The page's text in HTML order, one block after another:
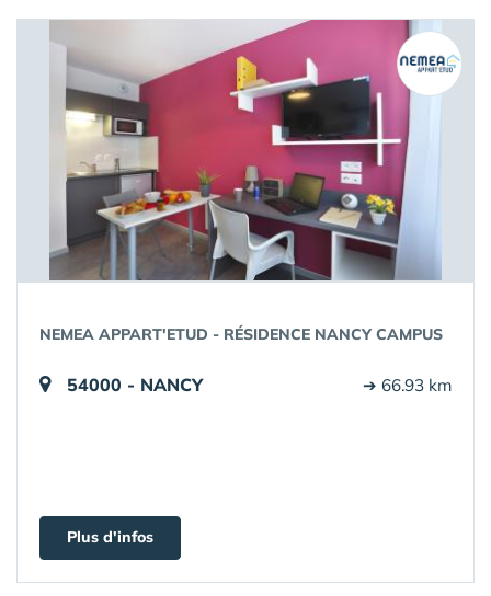
NEMEA APPART'ETUD - RÉSIDENCE NANCY CAMPUS
54000 - NANCY ➔ 66.93 km
Plus d'infos